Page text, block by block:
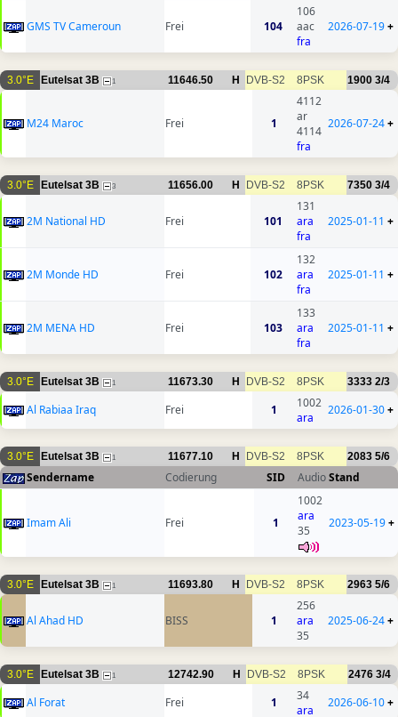
GMS TV Cameroun Frei 104
106
aac
fra
2026-07-19+
3.0°E Eutelsat 3B 1 11646.50 H DVB-S2 8PSK 1900 3/4
M24 Maroc Frei 1
4112
ar
4114
fra
2026-07-24+
3.0°E Eutelsat 3B 3 11656.00 H DVB-S2 8PSK 7350 3/4
2M National HD Frei 101
131
ara
fra
2025-01-11 +
2M Monde HD Frei 102
132
ara
fra
2025-01-11 +
2M MENA HD Frei 103
133
ara
fra
2025-01-11 +
3.0°E Eutelsat 3B 1 11673.30 H DVB-S2 8PSK 3333 2/3
Al Rabiaa Iraq Frei 1
1002
ara
2026-01-30+
3.0°E Eutelsat 3B 1 11677.10 H DVB-S2 8PSK 2083 5/6
Sendername Codierung SID AudioStand
Imam Ali Frei 1
1002
ara
35
2023-05-19+
3.0°E Eutelsat 3B 1 11693.80 H DVB-S2 8PSK 2963 5/6
Al Ahad HD BISS 1
256
ara
35
2025-06-24+
3.0°E Eutelsat 3B 1 12742.90 H DVB-S2 8PSK 2476 3/4
Al Forat Frei 1
34
ara
2026-06-10+